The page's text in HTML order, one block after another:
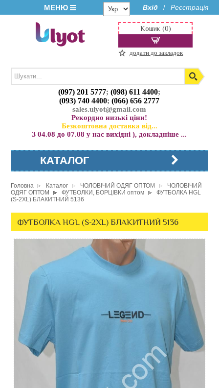
МЕНЮ Вхід / Реєстрація
(097) 201 5777;(098) 611 4400;
(093) 740 4400;(066) 656 2777
sales.ulyot@gmail.com
Рекордно низькі ціни!
Безкоштовна доставка від...
З 04.08 до 07.08 у нас вихідні ), докладніше ...
Кошик (0)
додати до закладок
КАТАЛОГ
Головна Каталог ЧОЛОВІЧИЙ ОДЯГ ОПТОМ
ЧОЛОВІЧИЙ
ОДЯГ ОПТОМ
ФУТБОЛКИ, БОРЦІВКИ оптом
ФУТБОЛКА HGL
(S-2XL) БЛАКИТНИЙ 5136
ФУТБОЛКА HGL (S-2XL) БЛАКИТНИЙ 5136